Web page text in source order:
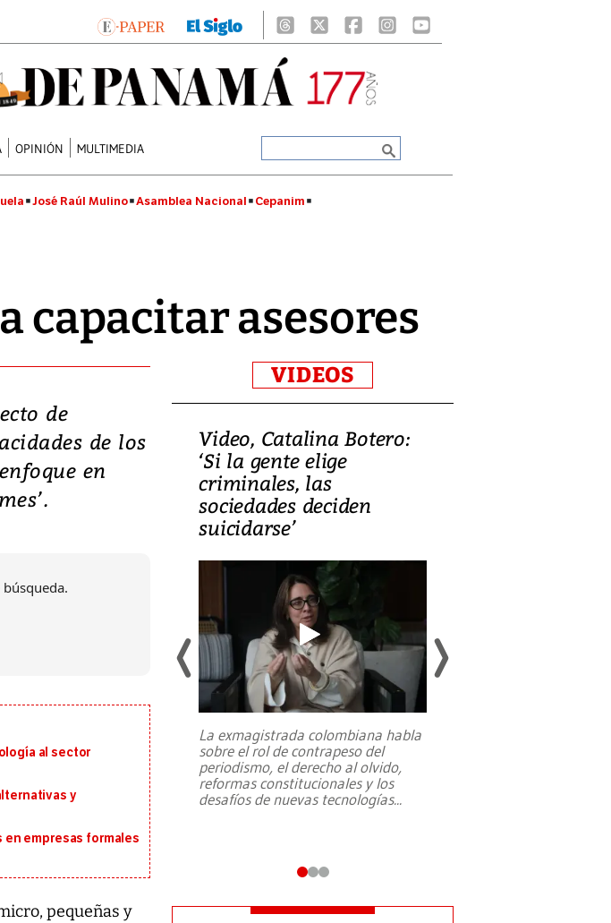
OPINIÓN MULTIMEDIA
José Raúl Mulino Asamblea Nacional Cepanim
capacitar asesores
de
de los
en
al sector
y
en empresas formales
pequeñas y
VIDEOS
Terremoto
y graves
este martes 28 de
gran...
Video, Catalina Botero:
‘Si la gente elige
criminales, las
sociedades deciden
suicidarse’
La exmagistrada colombiana habla
sobre el rol de contrapeso del
periodismo, el derecho al olvido,
reformas constitucionales y los
desafíos de nuevas tecnologías...